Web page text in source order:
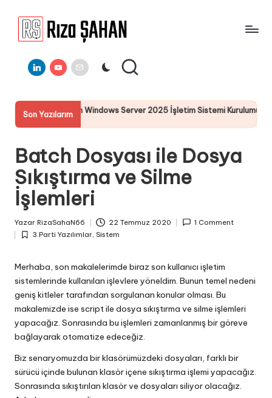
a
Ş
A
H
A
N
Bilgi
Paylaşım
LinkedinYoutube
E-
Mail
Son Yazılarım
Windows Server 2025 İşletim Sistemi Kurulumu Server
19 Temmuz
Batch Dosyası ile Dosya
Sıkıştırma ve Silme
İşlemleri
by
Yazar RizaSahaN66 22 Temmuz 2020 1 Comment
Posted
3.Parti Yazılımlar, Sistem
Merhaba, son makalelerimde biraz son kullanıcı işletim
sistemlerinde kullanılan işlevlere yöneldim. Bunun temel nedeni
geniş kitleler tarafından sorgulanan konular olması. Bu
makalemizde ise script ile dosya sıkıştırma ve silme işlemleri
yapacağız. Sonrasında bu işlemleri zamanlanmış bir göreve
bağlayarak otomatize edeceğiz.
Biz senaryomuzda bir klasörümüzdeki dosyaları, farklı bir
sürücü içinde bulunan klasör içene sıkıştırma işlemi yapacağız.
Sonrasında sıkıştırılan klasör ve dosyaları siliyor olacağız.